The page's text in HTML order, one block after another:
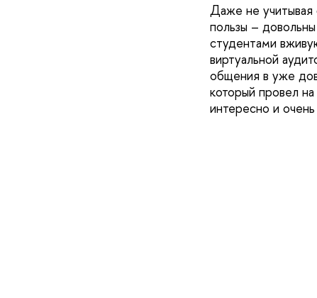
Даже не учитывая
пользы –
студентами
виртуальной
общения в уже
который провел
интересно и